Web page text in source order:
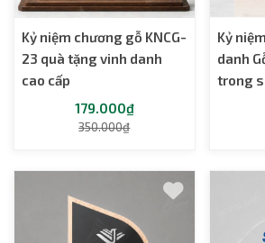
Kỷ niệm chương gỗ KNCG-
23 quà tặng vinh danh
cao cấp
179.000₫
350.000₫
Kỷ
danh
trong